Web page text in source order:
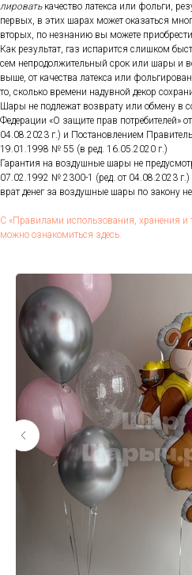
лиро­ватька­чес­тво ла­тек­са или фоль­ги,
пер­вых, в этих ша­рах мо­жет ока­зать­ся
вто­рых, по нез­на­нию вы мо­жете
Как ре­зуль­тат, газ ис­па­рит­ся слиш­ком
сем неп­ро­дол­жи­тель­ный срок или ша­ры и
вы­ше, от ка­чес­тва ла­тек­са или
то, сколь­ко вре­мени на­дув­ной де­кор
Ша­ры не под­ле­жат воз­вра­ту или об­ме­ну в
Фе­дера­ции «О за­щите прав пот­ре­бите­лей»
04.08.2023 г.) и Пос­та­нов­ле­ни­ем
19.01.1998 № 55 (в ред. 16.05.2020 г.)
Га­ран­тия на воз­душные ша­ры не
07.02.1992 № 2300-1 (ред. от 04.08.2023
врат де­нег за воз­душные ша­ры по за­кону
С «Пра­вила­ми ис­поль­зо­вания, хра­нения и
мож­но оз­на­комить­ся здесь.